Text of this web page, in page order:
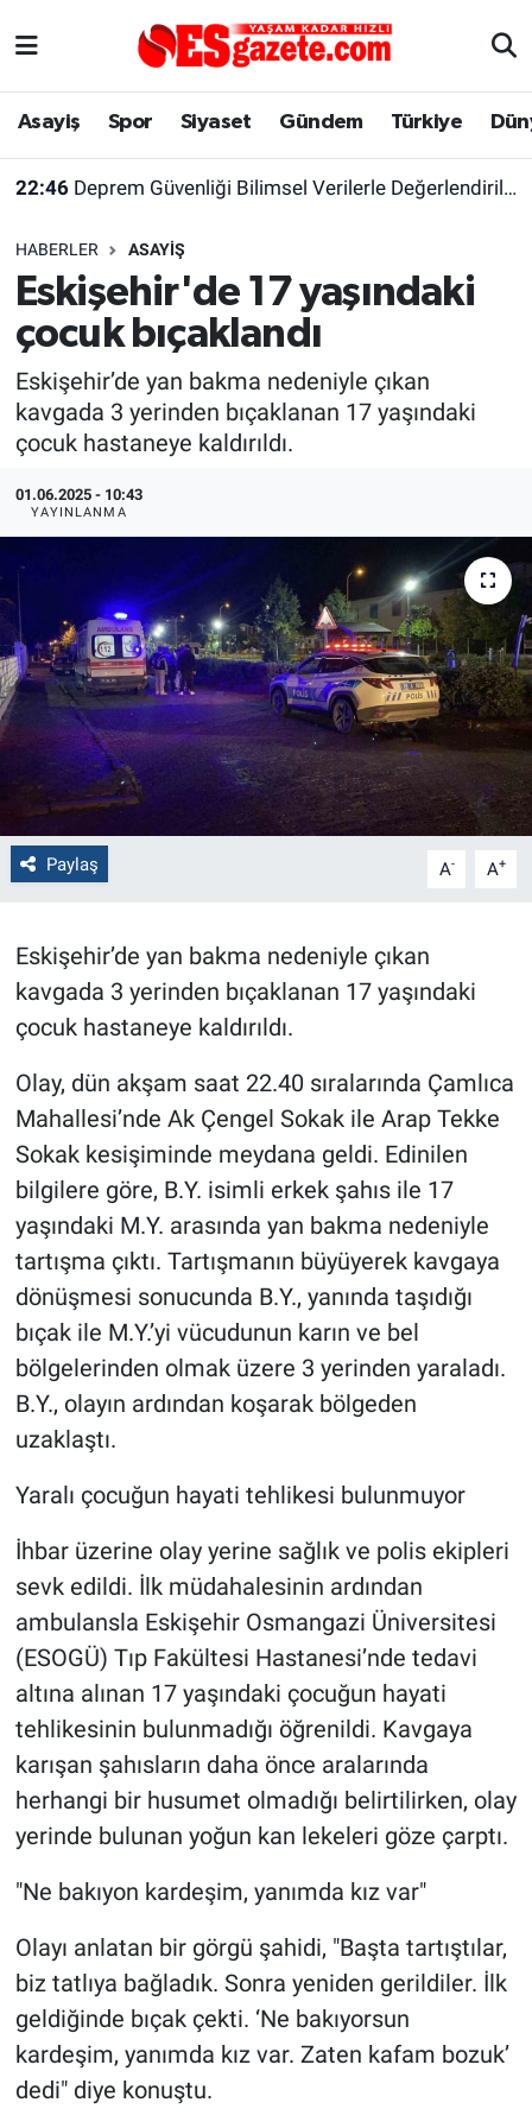
Asayiş Spor Siyaset Gündem Türkiye
22:46 Deprem Güvenliği Bilimsel Verilerle Değerlendirilmeli
HABERLER ASAYIŞ
Eskişehir'de 17 yaşındaki
çocuk bıçaklandı
Eskişehir’de yan bakma nedeniyle çıkan
kavgada 3 yerinden bıçaklanan 17 yaşındaki
çocuk hastaneye kaldırıldı.
01.06.2025 - 10:43
YAYINLANMA
Paylaş A- A+
Eskişehir’de yan bakma nedeniyle çıkan
kavgada 3 yerinden bıçaklanan 17 yaşındaki
çocuk hastaneye kaldırıldı.
Olay, dün akşam saat 22.40 sıralarında Çamlıca
Mahallesi’nde Ak Çengel Sokak ile Arap Tekke
Sokak kesişiminde meydana geldi. Edinilen
bilgilere göre, B.Y. isimli erkek şahıs ile 17
yaşındaki M.Y. arasında yan bakma nedeniyle
tartışma çıktı. Tartışmanın büyüyerek kavgaya
dönüşmesi sonucunda B.Y., yanında taşıdığı
bıçak ile M.Y.’yi vücudunun karın ve bel
bölgelerinden olmak üzere 3 yerinden yaraladı.
B.Y., olayın ardından koşarak bölgeden
uzaklaştı.
Yaralı çocuğun hayati tehlikesi bulunmuyor
İhbar üzerine olay yerine sağlık ve polis ekipleri
sevk edildi. İlk müdahalesinin ardından
ambulansla Eskişehir Osmangazi Üniversitesi
(ESOGÜ) Tıp Fakültesi Hastanesi’nde tedavi
altına alınan 17 yaşındaki çocuğun hayati
tehlikesinin bulunmadığı öğrenildi. Kavgaya
karışan şahısların daha önce aralarında
herhangi bir husumet olmadığı belirtilirken, olay
yerinde bulunan yoğun kan lekeleri göze çarptı.
"Ne bakıyon kardeşim, yanımda kız var"
Olayı anlatan bir görgü şahidi, "Başta tartıştılar,
biz tatlıya bağladık. Sonra yeniden gerildiler. İlk
geldiğinde bıçak çekti. ‘Ne bakıyorsun
kardeşim, yanımda kız var. Zaten kafam bozuk’
dedi" diye konuştu.
Asayiş
Gündem
Türkiye
Dünya
Sağlık
Alış-Veriş/İş dünyası
Yaşam
Eskişehirspor Arşivi
Eskişehir Arşivi
Röportaj
Ekonomi
Kültür Sanat
Politika
Bilecik
Kütahya
Gezi
Genel
Çevre
Magazin
Eskişehir Nöbetçi Eczaneler
Süper Lig Puan Durumu ve Fikstür
Tüm Manşetler
Son Dakika Haberleri
Haber Arşivi